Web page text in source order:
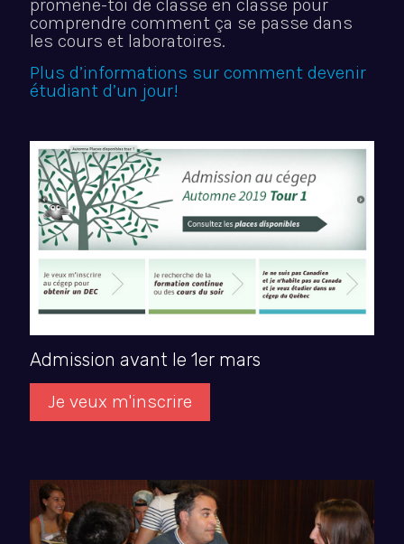
promène-toi de classe en classe pour
comprendre comment ça se passe dans
les cours et laboratoires.
Plus d’informations sur comment devenir
étudiant d’un jour!
Admission avant le 1er mars
Je veux m'inscrire